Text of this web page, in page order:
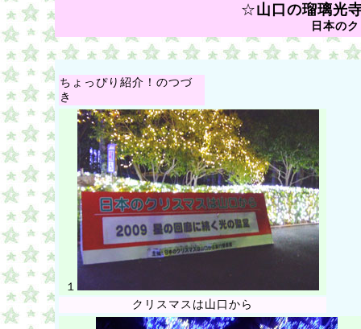
☆山口の瑠璃光
日本の
ちょっぴり紹介！のつづ
き
１
クリスマスは山口から